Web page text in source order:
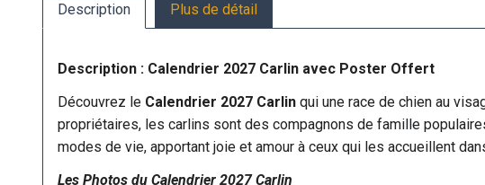
Description Plus de détail
Description : Calendrier 2027 Carlin avec Poster Offert
Découvrez le Calendrier 2027 Carlin qui une race de chien au
propriétaires, les carlins sont des compagnons de famille
modes de vie, apportant joie et amour à ceux qui les accueillent
Les Photos du Calendrier 2027 Carlin